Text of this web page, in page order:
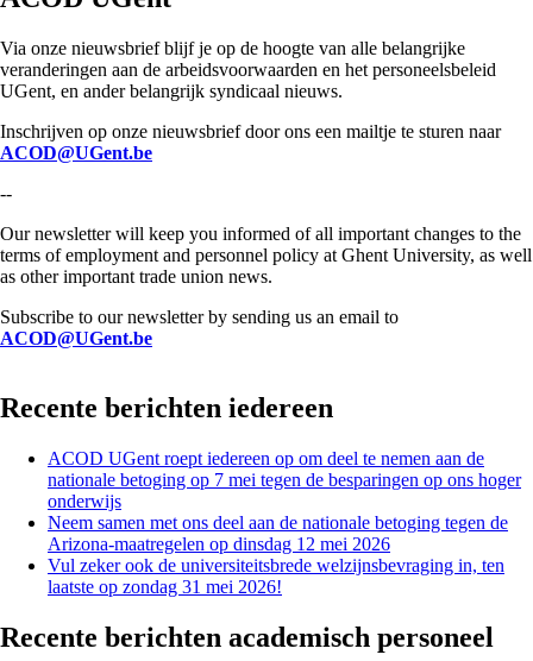
Via onze nieuwsbrief blijf je op de hoogte van alle belangrijke
veranderingen aan de arbeidsvoorwaarden en het personeelsbeleid
UGent, en ander belangrijk syndicaal nieuws.
Inschrijven op onze nieuwsbrief door ons een mailtje te sturen naar
ACOD@UGent.be
--
Our newsletter will keep you informed of all important changes to the
terms of employment and personnel policy at Ghent University, as well
as other important trade union news.
Subscribe to our newsletter by sending us an email to
ACOD@UGent.be
Recente berichten iedereen
ACOD UGent roept iedereen op om deel te nemen aan de
nationale betoging op 7 mei tegen de besparingen op ons hoger
onderwijs
Neem samen met ons deel aan de nationale betoging tegen de
Arizona-maatregelen op dinsdag 12 mei 2026
Vul zeker ook de universiteitsbrede welzijnsbevraging in, ten
laatste op zondag 31 mei 2026!
Recente berichten academisch personeel